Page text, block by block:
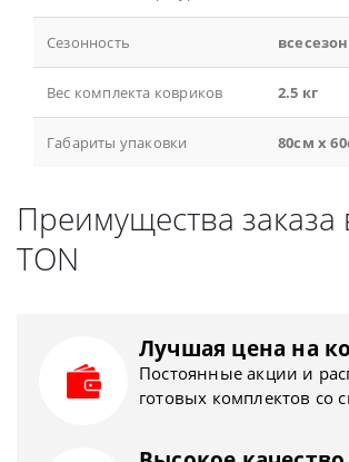
Сезонность
Вес комплекта ковриков 2.5 кг
Габариты упаковки 80см x
Преимущества заказа
TON
Лучшая цена на
Постоянные акции и
готовых комплектов со